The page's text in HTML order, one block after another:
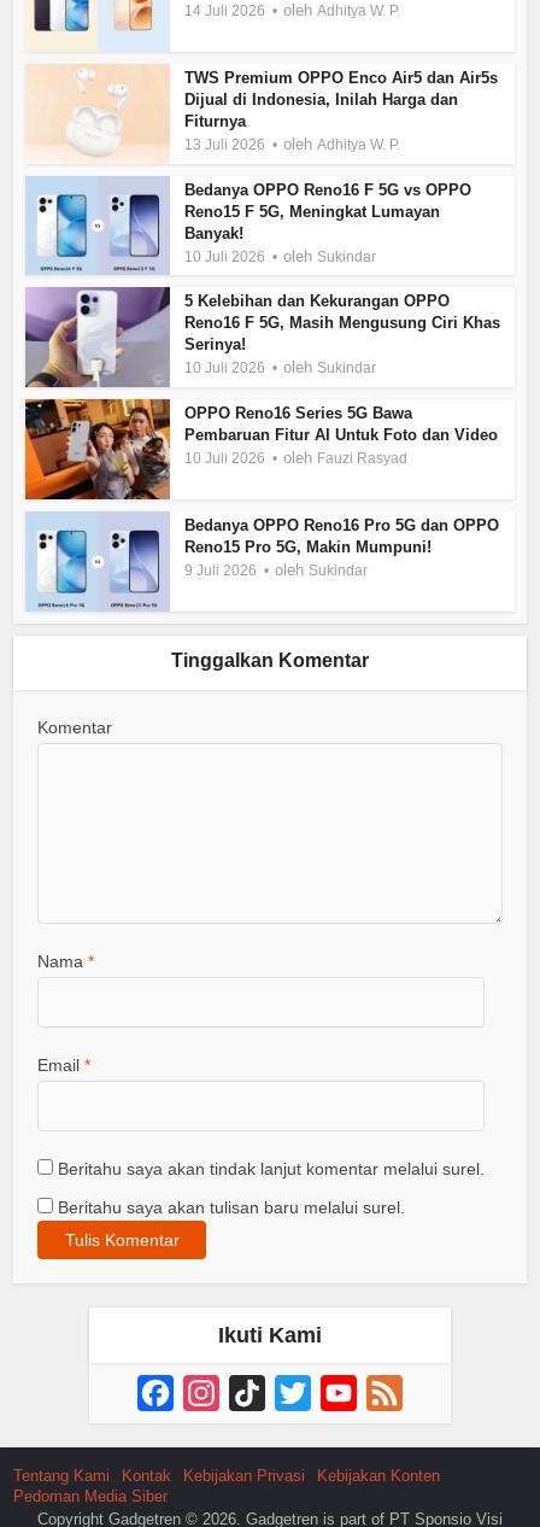
14 Juli 2026 olehAdhitya W. P.
TWS Premium OPPO Enco Air5 dan Air5s
Dijual di Indonesia, Inilah Harga dan
Fiturnya
13 Juli 2026 olehAdhitya W. P.
Bedanya OPPO Reno16 F 5G vs OPPO
Reno15 F 5G, Meningkat Lumayan
Banyak!
10 Juli 2026 oleh Sukindar
5 Kelebihan dan Kekurangan OPPO
Reno16 F 5G, Masih Mengusung Ciri Khas
Serinya!
10 Juli 2026 oleh Sukindar
OPPO Reno16 Series 5G Bawa
Pembaruan Fitur AI Untuk Foto dan Video
10 Juli 2026 oleh Fauzi Rasyad
Bedanya OPPO Reno16 Pro 5G dan OPPO
Reno15 Pro 5G, Makin Mumpuni!
9 Juli 2026 oleh Sukindar
Tinggalkan Komentar
Komentar
Nama*
Email*
Beritahu saya akan tindak lanjut komentar melalui surel.
Beritahu saya akan tulisan baru melalui surel.
Ikuti Kami
FacebookInstagram
TikTok Twitter YouTube
Channel
Tentang Kami Kontak Kebijakan Privasi
Kebijakan Konten
Pedoman Media Siber
Copyright Gadgetren © 2026. Gadgetren is part of PT Sponsio Visi